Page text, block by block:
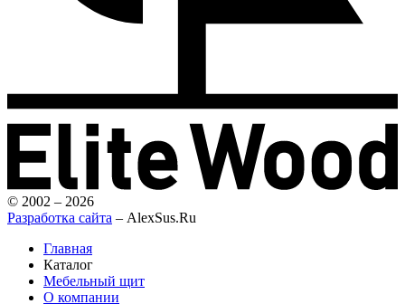
© 2002 – 2026
Разработка сайта – AlexSus.Ru
Главная
Каталог
Мебельный щит
О компании